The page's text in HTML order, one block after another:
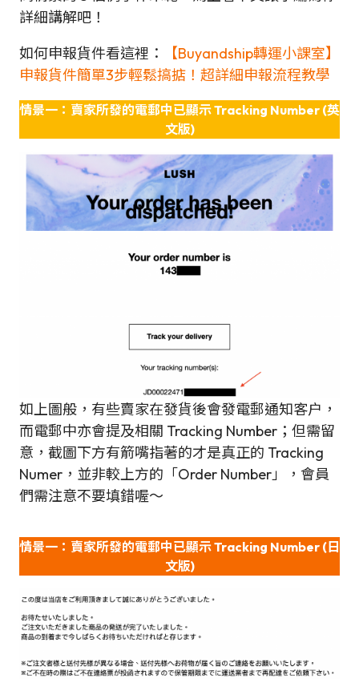
詳細講解吧！
如何申報貨件看這裡：
【Buyandship轉運小課室】
申報貨件簡單3步輕鬆搞掂！超詳細申報流程教學
情景一：賣家所發的電郵中已顯示 Tracking Number (英
文版)
如上圖般，有些賣家在發貨後會發電郵通知客户，
而電郵中亦會提及相關 Tracking Number；但需留
意，截圖下方有箭嘴指著的才是真正的 Tracking
Numer，並非較上方的「Order Number」，會員
們需注意不要填錯喔～
情景一：賣家所發的電郵中已顯示 Tracking Number (日
文版)